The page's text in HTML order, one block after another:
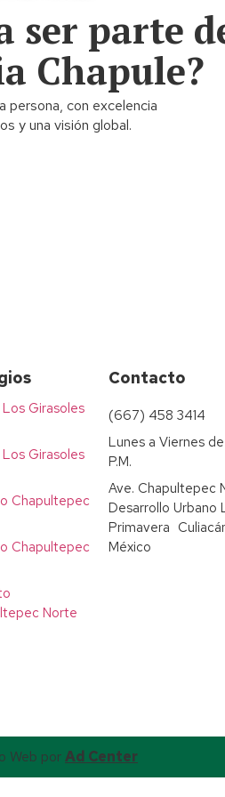
ser parte
Chapule?
persona, con excelencia
y una visión global.
Girasoles
Girasoles
Chapultepec
Chapultepec
Norte
Contacto
(667) 458 3414
Lunes a Viernes
P.M.
Ave. Chapultepec
Desarrollo Urbano
Primavera
México
Web porAd Center